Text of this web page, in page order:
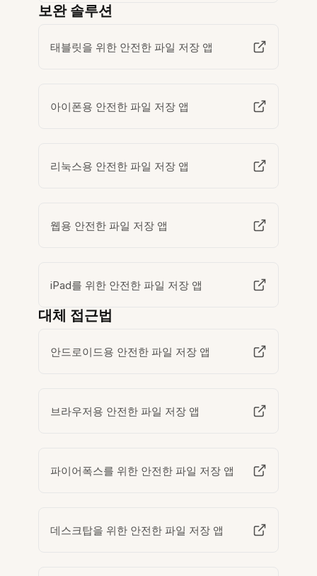
보완 솔루션
태블릿을 위한 안전한 파일 저장 앱
아이폰용 안전한 파일 저장 앱
리눅스용 안전한 파일 저장 앱
웹용 안전한 파일 저장 앱
iPad를 위한 안전한 파일 저장 앱
대체 접근법
안드로이드용 안전한 파일 저장 앱
브라우저용 안전한 파일 저장 앱
파이어폭스를 위한 안전한 파일 저장 앱
데스크탑을 위한 안전한 파일 저장 앱